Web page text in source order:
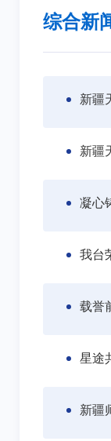
综合新
新疆
新疆
我台
载誉
星途
新疆